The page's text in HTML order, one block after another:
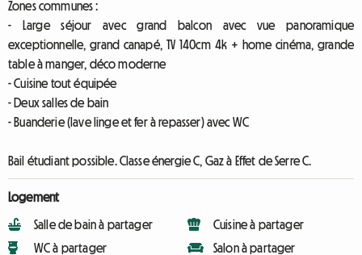
Zones communes :
- Large séjour avec grand balcon avec vue panoramique
exceptionnelle, grand canapé, TV 140cm 4k + home cinéma, grande
table à manger, déco moderne
- Cuisine tout équipée
- Deux salles de bain
- Buanderie (lave linge et fer à repasser) avec WC
Bail étudiant possible. Classe énergie C, Gaz à Effet de Serre C.
Logement
Salle de bain à partager
WC à partager
Cuisine à partager
Salon à partager